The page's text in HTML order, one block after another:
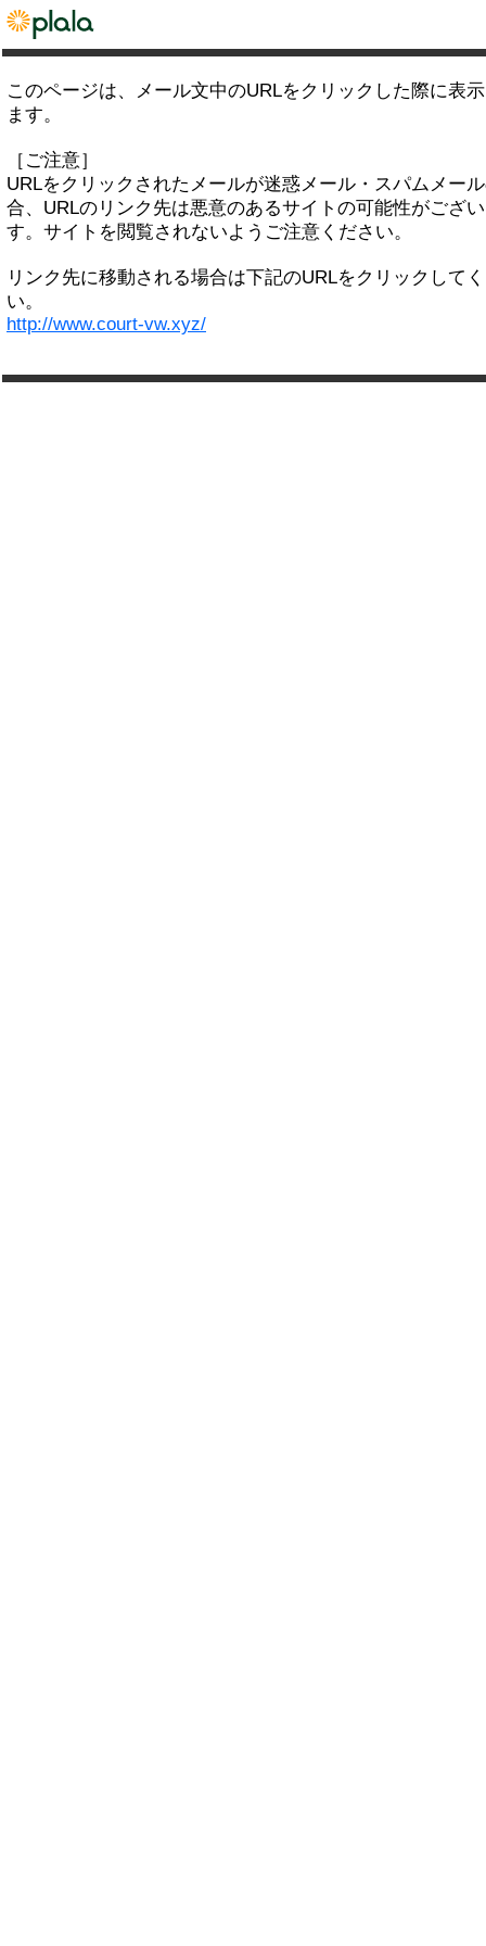
このページは、メール文中のURLをクリックした際に表
ます。
［ご注意］
URLをクリックされたメールが迷惑メール・スパムメー
合、URLのリンク先は悪意のあるサイトの可能性がござ
す。サイトを閲覧されないようご注意ください。
リンク先に移動される場合は下記のURLをクリックして
い。
http://www.court-vw.xyz/